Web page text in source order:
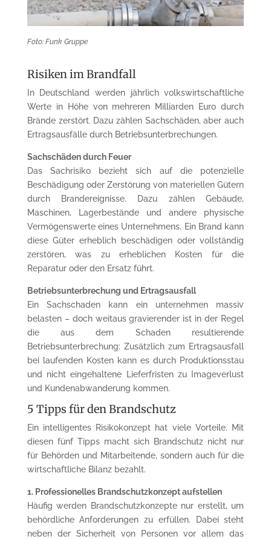
Foto: Funk Gruppe
Risiken im Brandfall
In Deutschland werden jährlich volkswirtschaftliche
Werte in Höhe von mehreren Milliarden Euro durch
Brände zerstört. Dazu zählen Sachschäden, aber auch
Ertragsausfälle durch Betriebsunterbrechungen.
Sachschäden durch Feuer
Das Sachrisiko bezieht sich auf die potenzielle
Beschädigung oder Zerstörung von materiellen Gütern
durch Brandereignisse. Dazu zählen Gebäude,
Maschinen, Lagerbestände und andere physische
Vermögenswerte eines Unternehmens. Ein Brand kann
diese Güter erheblich beschädigen oder vollständig
zerstören, was zu erheblichen Kosten für die
Reparatur oder den Ersatz führt.
Betriebsunterbrechung und Ertragsausfall
Ein Sachschaden kann ein unternehmen massiv
belasten – doch weitaus gravierender ist in der Regel
die aus dem Schaden resultierende
Betriebsunterbrechung: Zusätzlich zum Ertragsausfall
bei laufenden Kosten kann es durch Produktionsstau
und nicht eingehaltene Lieferfristen zu Imageverlust
und Kundenabwanderung kommen.
5 Tipps für den Brandschutz
Ein intelligentes Risikokonzept hat viele Vorteile. Mit
diesen fünf Tipps macht sich Brandschutz nicht nur
für Behörden und Mitarbeitende, sondern auch für die
wirtschaftliche Bilanz bezahlt.
1. Professionelles Brandschutzkonzept aufstellen
Häufig werden Brandschutzkonzepte nur erstellt, um
behördliche Anforderungen zu erfüllen. Dabei steht
neben der Sicherheit von Personen vor allem das